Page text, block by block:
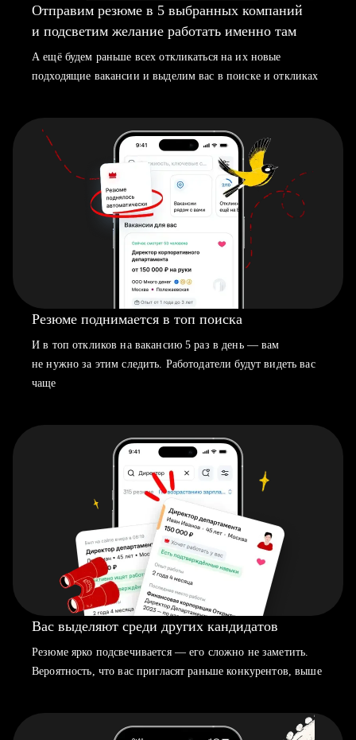
Отправим резюме в 5 выбранных компаний
и подсветим желание работать именно там
А ещё будем раньше всех откликаться на их новые
подходящие вакансии и выделим вас в поиске и откликах
Резюме поднимается в топ поиска
И в топ откликов на вакансию 5 раз в день — вам
не нужно за этим следить. Работодатели будут видеть вас
чаще
Вас выделяют среди других кандидатов
Резюме ярко подсвечивается — его сложно не заметить.
Вероятность, что вас пригласят раньше конкурентов, выше